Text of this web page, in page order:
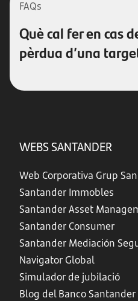
FAQs
Què cal fer en cas
pèrdua d’una
WEBS SANTANDER
Web Corporativa Grup
Santander Immobles
Santander Asset
Santander Consumer
Santander Mediación
Navigator Global
Simulador de jubilació
Blog del Banco Santander